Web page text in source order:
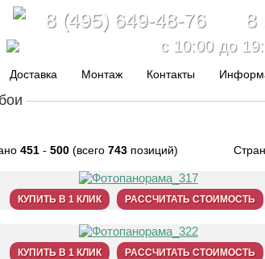
8 (495) 649-48-76 8
c 10:00 до
Доставка Монтаж Контакты
451- 500(всего 743позиций)
КУПИТЬ В 1 КЛИК РАССЧИТАТЬ СТОИМОСТЬ
КУПИТЬ В 1 КЛИК РАССЧИТАТЬ СТОИМОСТЬ